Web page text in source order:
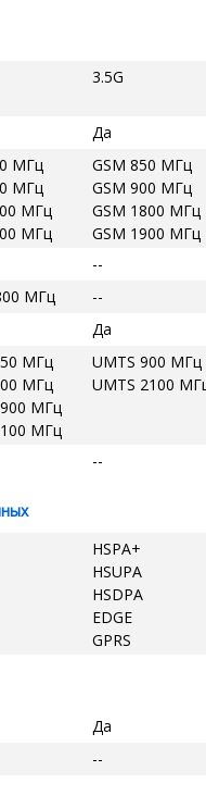
3.5G
Да
МГц
МГц
МГц
МГц
GSM 850 МГц
GSM 900 МГц
GSM 1800 МГц
GSM 1900 МГц
--
МГц
--
Да
МГц
МГц
МГц
МГц
UMTS 900 МГц
UMTS 2100
--
HSPA+
HSUPA
HSDPA
EDGE
GPRS
Да
--